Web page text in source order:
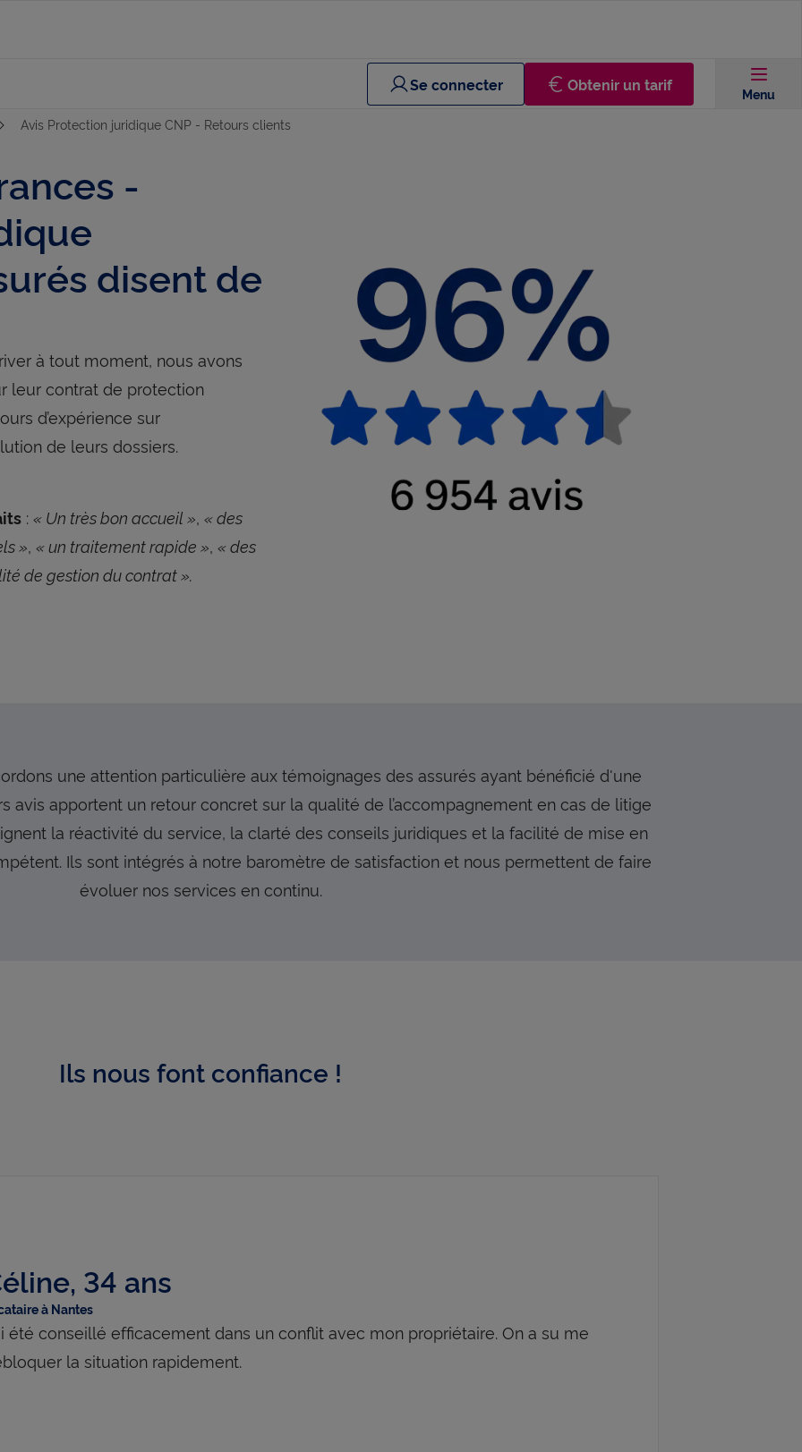
Se connecter Obtenir un tarif
Menu
Avis Protection juridique CNP - Retours clients
-
disent de
à tout moment, nous avons
leur contrat de protection
d’expérience sur
de leurs dossiers.
: « Un très bon accueil », « des
», « un traitement rapide », « des
de gestion du contrat ».
une attention particulière aux témoignages des assurés ayant bénéficié d'une
avis apportent un retour concret sur la qualité de l’accompagnement en cas de litige
la réactivité du service, la clarté des conseils juridiques et la facilité de mise en
Ils sont intégrés à notre baromètre de satisfaction et nous permettent de faire
évoluer nos services en continu.
Ils nous font confiance !
34 ans
à Nantes
été conseillé efficacement dans un conflit avec mon propriétaire. On a su me
la situation rapidement.